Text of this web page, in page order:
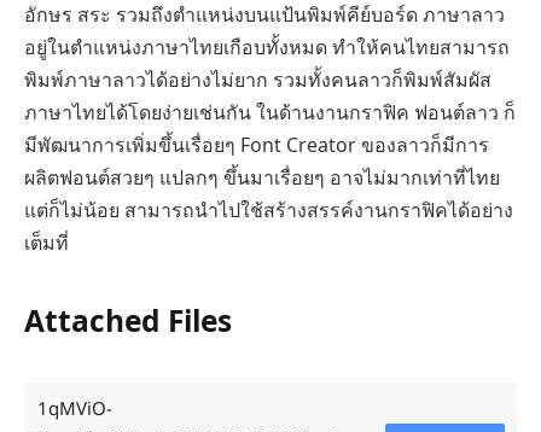
อักษร สระ รวมถึงตำแหน่งบนแป้นพิมพ์คีย์บอร์ด ภาษาลาว
อยู่ในตำแหน่งภาษาไทยเกือบทั้งหมด ทำให้คนไทยสามารถ
พิมพ์ภาษาลาวได้อย่างไม่ยาก รวมทั้งคนลาวก็พิมพ์สัมผัส
ภาษาไทยได้โดยง่ายเช่นกัน ในด้านงานกราฟิค ฟอนต์ลาว ก็
มีพัฒนาการเพิ่มขึ้นเรื่อยๆ Font Creator ของลาวก็มีการ
ผลิตฟอนต์สวยๆ แปลกๆ ขึ้นมาเรื่อยๆ อาจไม่มากเท่าที่ไทย
แต่ก็ไม่น้อย สามารถนำไปใช้สร้างสรรค์งานกราฟิคได้อย่าง
เต็มที่
Attached Files
1qMViO-